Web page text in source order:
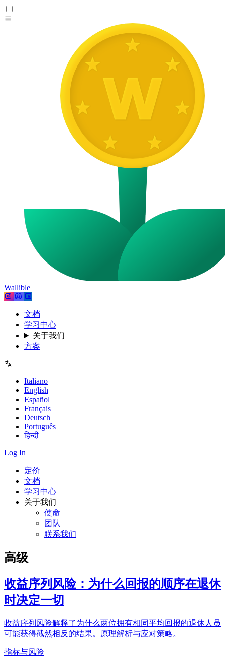
Wallible
文档
学习中心
关于我们
方案
Italiano
English
Español
Français
Deutsch
Português
हिन्दी
Log In
定价
文档
学习中心
关于我们
使命
团队
联系我们
高级
收益序列风险：为什么回报的顺序在退休
时决定一切
收益序列风险解释了为什么两位拥有相同平均回报的退休人员
可能获得截然相反的结果。原理解析与应对策略。
指标与风险